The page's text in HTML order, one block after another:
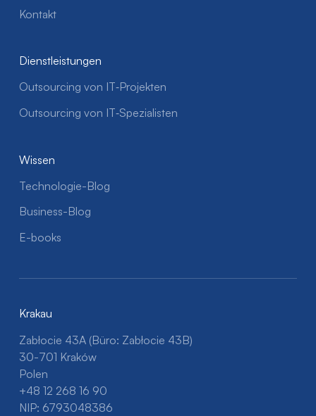
Kontakt
Dienstleistungen
Outsourcing von IT‑Projekten
Outsourcing von IT‑Spezialisten
Wissen
Technologie-Blog
Business-Blog
E-books
Krakau
Zabłocie 43A (Büro: Zabłocie 43B)
30-701 Kraków
Polen
+48 12 268 16 90
NIP: 6793048386